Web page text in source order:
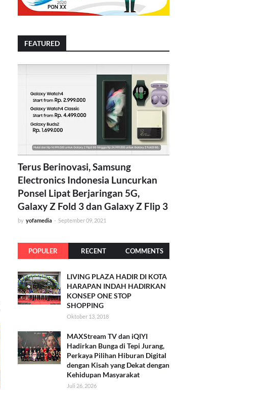
FEATURED
Terus Berinovasi, Samsung
Electronics Indonesia Luncurkan
Ponsel Lipat Berjaringan 5G,
Galaxy Z Fold 3 dan Galaxy Z Flip 3
by yofamedia - September 09, 2021
POPULER RECENT COMMENTS
LIVING PLAZA HADIR DI KOTA
HARAPAN INDAH HADIRKAN
KONSEP ONE STOP
SHOPPING
Oktober 13, 2018
MAXStream TV dan iQIYI
Hadirkan Bunga di Tepi Jurang,
Perkaya Pilihan Hiburan Digital
dengan Kisah yang Dekat dengan
Kehidupan Masyarakat
Juli 26, 2026